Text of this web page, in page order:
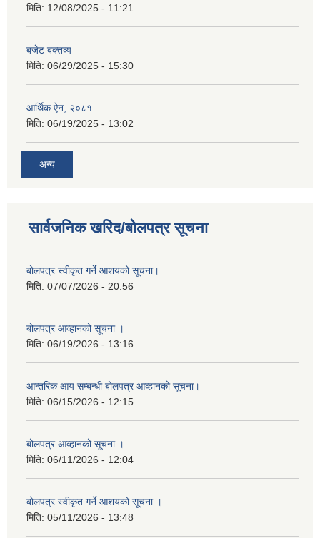
मिति: 12/08/2025 - 11:21
बजेट बक्तव्य
मिति: 06/29/2025 - 15:30
आर्थिक ऐन, २०८१
मिति: 06/19/2025 - 13:02
अन्य
सार्वजनिक खरिद/बोलपत्र सूचना
बोलपत्र स्वीकृत गर्ने आशयको सूचना।
मिति: 07/07/2026 - 20:56
बोलपत्र आव्हानको सूचना ।
मिति: 06/19/2026 - 13:16
आन्तरिक आय सम्बन्धी बोलपत्र आव्हानको सूचना।
मिति: 06/15/2026 - 12:15
बोलपत्र आव्हानको सूचना ।
मिति: 06/11/2026 - 12:04
बोलपत्र स्वीकृत गर्ने आशयको सूचना ।
मिति: 05/11/2026 - 13:48